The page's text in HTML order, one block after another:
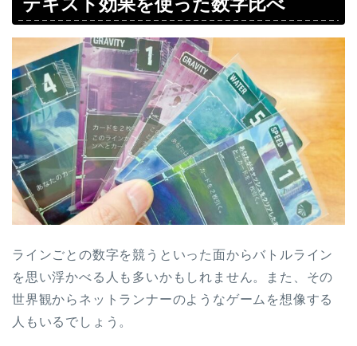
ラインごとの数字を競うといった面からバトルライン
を思い浮かべる人も多いかもしれません。また、その
世界観からネットランナーのようなゲームを想像する
人もいるでしょう。